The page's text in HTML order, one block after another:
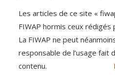
Les articles de ce site «
FIWAP hormis ceux
La FIWAP ne peut
responsable de l’usage fait
contenu.